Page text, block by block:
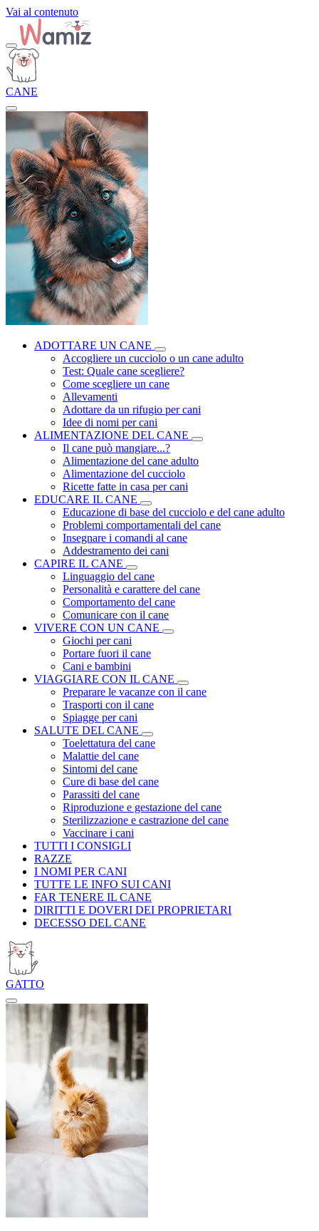
Vai al contenuto
CANE
ADOTTARE UN CANE
Accogliere un cucciolo o un cane adulto
Test: Quale cane scegliere?
Come scegliere un cane
Allevamenti
Adottare da un rifugio per cani
Idee di nomi per cani
ALIMENTAZIONE DEL CANE
Il cane può mangiare...?
Alimentazione del cane adulto
Alimentazione del cucciolo
Ricette fatte in casa per cani
EDUCARE IL CANE
Educazione di base del cucciolo e del cane adulto
Problemi comportamentali del cane
Insegnare i comandi al cane
Addestramento dei cani
CAPIRE IL CANE
Linguaggio del cane
Personalità e carattere del cane
Comportamento del cane
Comunicare con il cane
VIVERE CON UN CANE
Giochi per cani
Portare fuori il cane
Cani e bambini
VIAGGIARE CON IL CANE
Preparare le vacanze con il cane
Trasporti con il cane
Spiagge per cani
SALUTE DEL CANE
Toelettatura del cane
Malattie del cane
Sintomi del cane
Cure di base del cane
Parassiti del cane
Riproduzione e gestazione del cane
Sterilizzazione e castrazione del cane
Vaccinare i cani
TUTTI I CONSIGLI
RAZZE
I NOMI PER CANI
TUTTE LE INFO SUI CANI
FAR TENERE IL CANE
DIRITTI E DOVERI DEI PROPRIETARI
DECESSO DEL CANE
GATTO